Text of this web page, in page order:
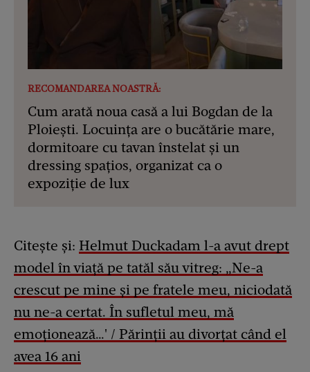
RECOMANDAREA NOASTRĂ:
Cum arată noua casă a lui Bogdan de la
Ploiești. Locuința are o bucătărie mare,
dormitoare cu tavan înstelat și un
dressing spațios, organizat ca o
expoziție de lux
Citește și: Helmut Duckadam l-a avut drept
model în viață pe tatăl său vitreg: „Ne-a
crescut pe mine și pe fratele meu, niciodată
nu ne-a certat. În sufletul meu, mă
emoționează…' / Părinții au divorțat când el
avea 16 ani